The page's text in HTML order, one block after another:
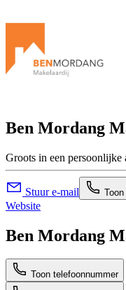
Ben Mordang
Groots in een persoonlijke
Stuur e-mail
Website
Ben Mordang
Toon telefoonnummer